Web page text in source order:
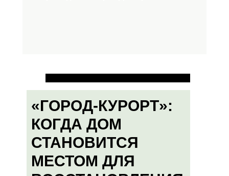
«ГОРОД-КУРОРТ»:
КОГДА ДОМ
СТАНОВИТСЯ
МЕСТОМ ДЛЯ